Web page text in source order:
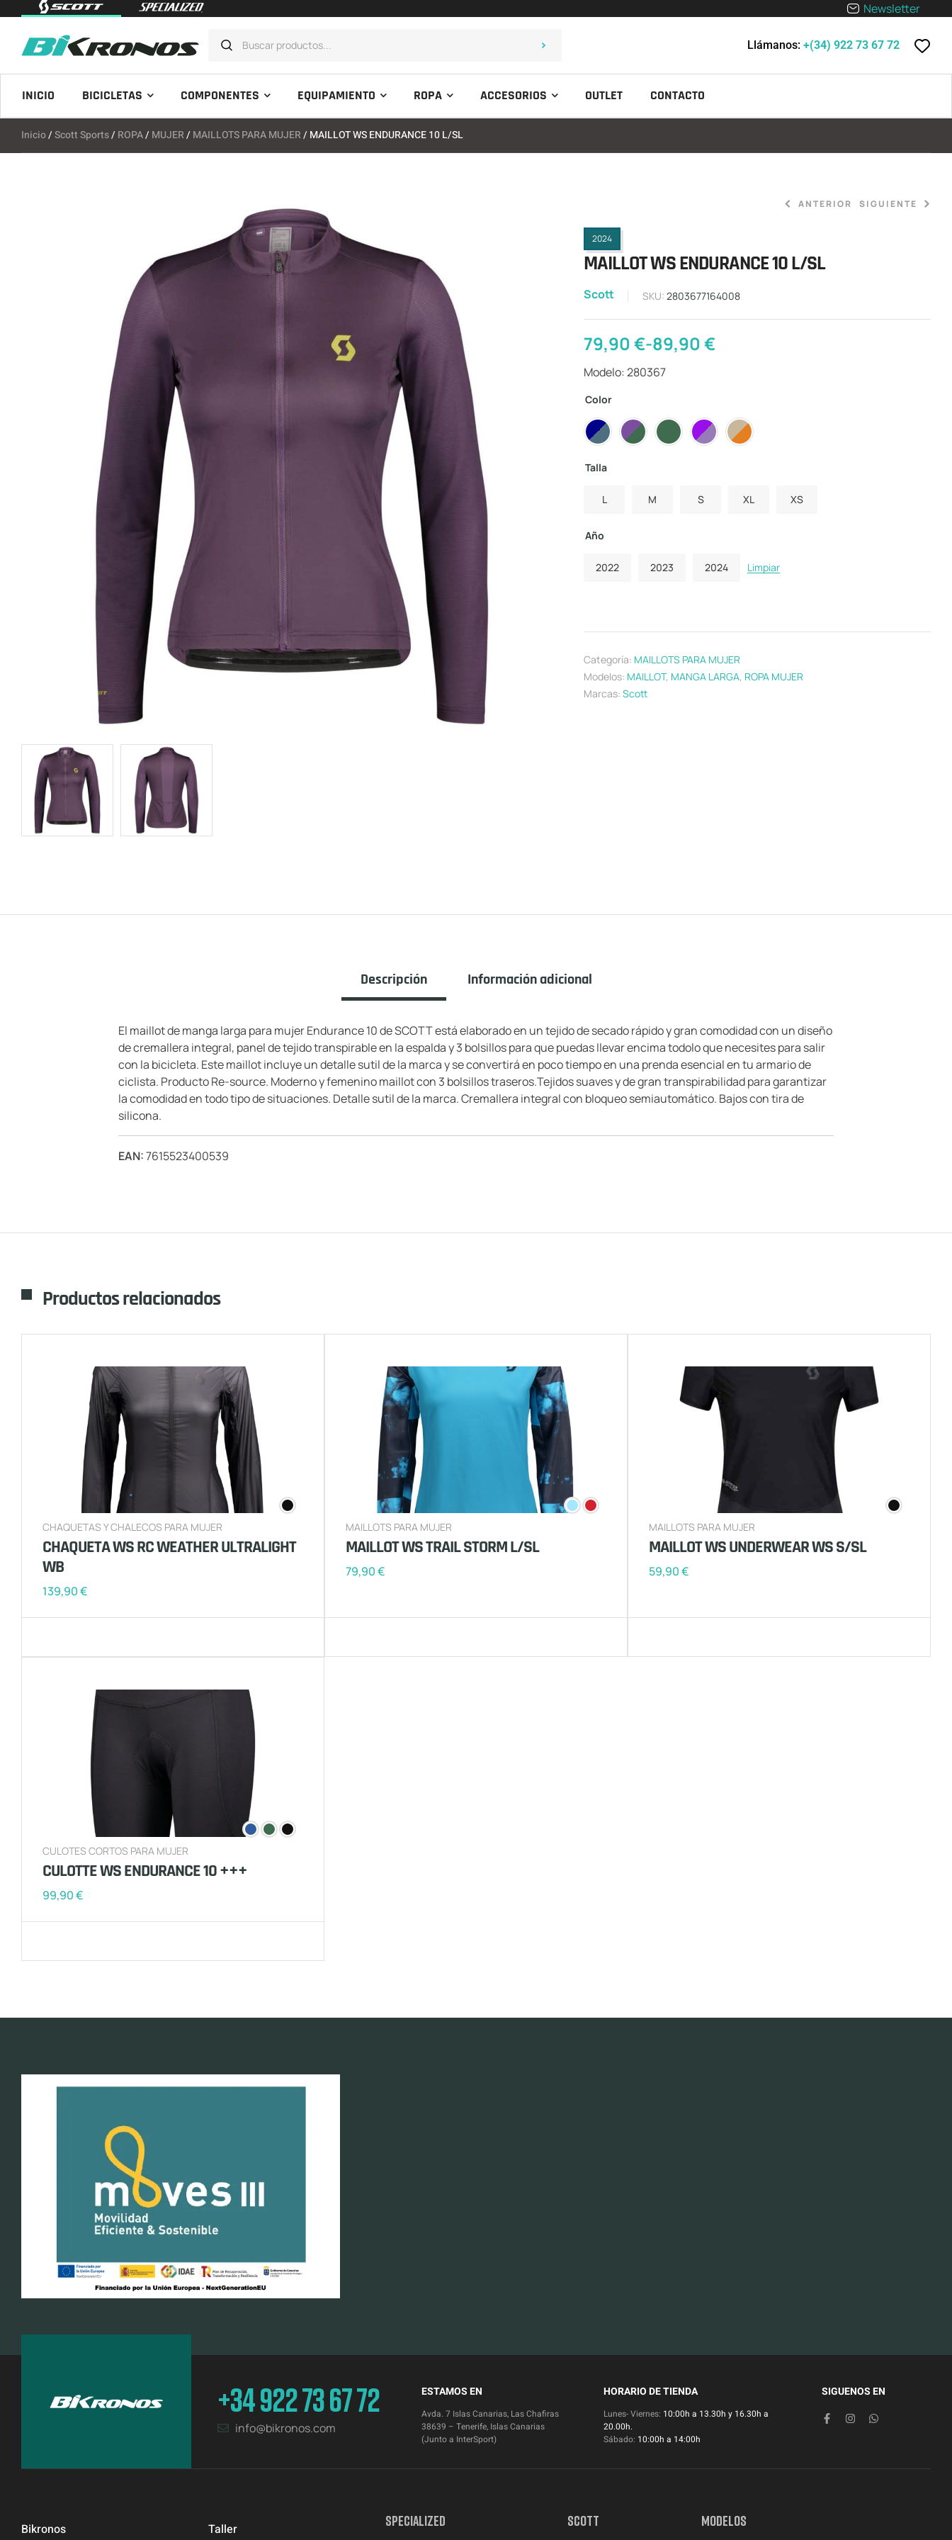
Newsletter
Llámanos: +(34) 922 73 67 72
INICIO BICICLETAS COMPONENTES EQUIPAMIENTO ROPA ACCESORIOS OUTLET CONTACTO
Inicio/Scott Sports/ ROPA/ MUJER/ MAILLOTS PARA MUJER/ MAILLOT WS ENDURANCE 10 L/SL
ANTERIOR SIGUIENTE
2024
MAILLOT WS ENDURANCE 10 L/SL
Scott SKU: 2803677164008
79,90€-89,90€
Modelo: 280367
Color
Talla
L M S XL XS
Año
2022 2023 2024 Limpiar
Categoría: MAILLOTS PARA MUJER
Modelos: MAILLOT, MANGA LARGA, ROPA MUJER
Marcas: Scott
Descripción Información adicional
El maillot de manga larga para mujer Endurance 10 de SCOTT está elaborado en un tejido de secado rápido y gran comodidad con un diseño
de cremallera integral, panel de tejido transpirable en la espalda y 3 bolsillos para que puedas llevar encima todolo que necesites para salir
con la bicicleta. Este maillot incluye un detalle sutil de la marca y se convertirá en poco tiempo en una prenda esencial en tu armario de
ciclista. Producto Re-source. Moderno y femenino maillot con 3 bolsillos traseros.Tejidos suaves y de gran transpirabilidad para garantizar
la comodidad en todo tipo de situaciones. Detalle sutil de la marca. Cremallera integral con bloqueo semiautomático. Bajos con tira de
silicona.
EAN:7615523400539
Productos relacionados
CHAQUETAS Y CHALECOS PARA MUJER
CHAQUETA WS RC WEATHER ULTRALIGHT
WB
139,90€
MAILLOTS PARA MUJER
MAILLOT WS TRAIL STORM L/SL
79,90€
MAILLOTS PARA MUJER
MAILLOT WS UNDERWEAR WS S/SL
59,90€
CULOTES CORTOS PARA MUJER
CULOTTE WS ENDURANCE 10 +++
99,90€
+34 922 73 67 72
info@bikronos.com
ESTAMOS EN
Avda. 7 Islas Canarias, Las Chafiras
38639 – Tenerife, Islas Canarias
(Junto a InterSport)
HORARIO DE TIENDA
Lunes- Viernes: 10:00h a 13.30h y 16.30h a
20.00h.
Sábado: 10:00h a 14:00h
SIGUENOS EN
Bikronos Taller
SPECIALIZED SCOTT MODELOS